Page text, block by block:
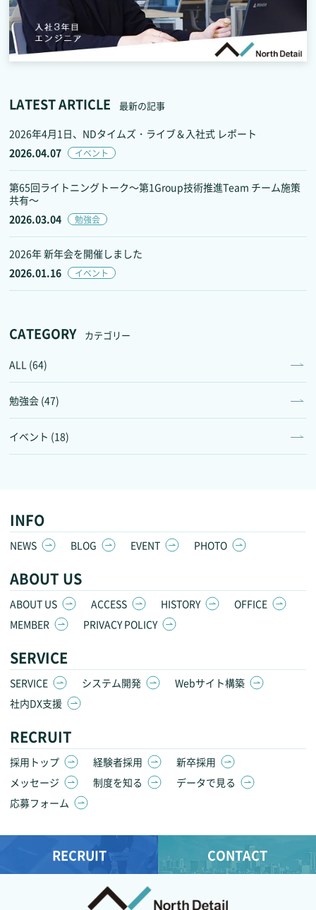
LATEST ARTICLE 最新の記事
2026.04.07 イベント
2026年4月1日、NDタイムズ・ライブ＆入社式 レポート
2026.03.04 勉強会
第65回ライトニングトーク～第1Group技術推進Team チーム施策
共有～
2026.01.16 イベント
2026年 新年会を開催しました
CATEGORY カテゴリー
ALL (64)
勉強会 (47)
イベント (18)
INFO
NEWS BLOG EVENT PHOTO
ABOUT US
ABOUT US ACCESS HISTORY
OFFICE
MEMBER
PRIVACY POLICY
SERVICE
SERVICE システム開発
Webサイト構築
社内DX支援
RECRUIT
採用トップ 経験者採用
新卒採用
メッセージ
制度を知る
データで見る
応募フォーム
RECRUIT CONTACT